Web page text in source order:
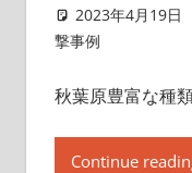
2023年4月19日
撃事例
秋葉原豊富な種
Continue